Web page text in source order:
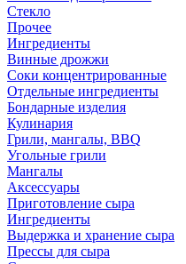
Стекло
Прочее
Ингредиенты
Винные дрожжи
Соки концентрированные
Отдельные ингредиенты
Бондарные изделия
Кулинария
Грили, мангалы, BBQ
Угольные грили
Мангалы
Аксессуары
Приготовление сыра
Ингредиенты
Выдержка и хранение сыра
Прессы для сыра